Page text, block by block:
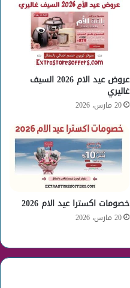
عروض عيد الام 2026 السيف
غاليري
20 مارس، 2026
خصومات اكسترا عيد الام 2026
20 مارس، 2026